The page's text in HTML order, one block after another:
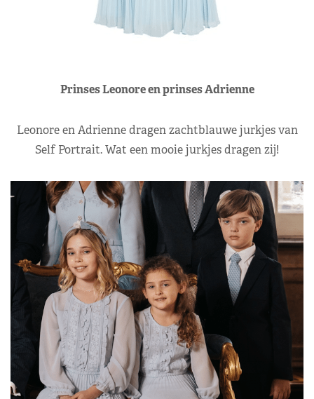
Prinses Leonore en prinses Adrienne
Leonore en Adrienne dragen zachtblauwe jurkjes van
Self Portrait. Wat een mooie jurkjes dragen zij!